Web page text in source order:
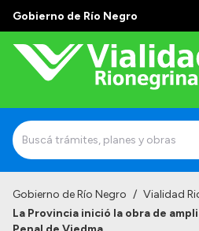
Gobierno de Río Negro
Institucional
Gobierno de Río Negro / Vialidad
La Provincia inició la obra de